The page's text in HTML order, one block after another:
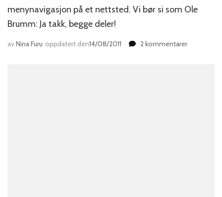
menynavigasjon på et nettsted. Vi bør si som Ole
Brumm: Ja takk, begge deler!
avNina Furu oppdatert den14/08/2011 2 kommentarertil